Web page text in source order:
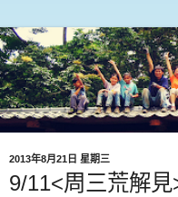
2013年8月21日 星期三
9/11<周三荒解